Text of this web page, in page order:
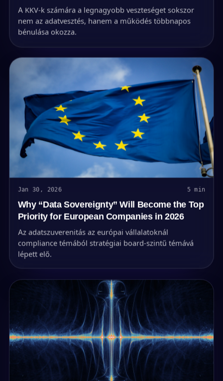
A KKV-k számára a legnagyobb veszteséget sokszor
nem az adatvesztés, hanem a működés többnapos
bénulása okozza.
Jan 30, 2026 5 min
Why “Data Sovereignty” Will Become the Top
Priority for European Companies in 2026
Az adatszuverenitás az európai vállalatoknál
compliance témából stratégiai board-szintű témává
lépett elő.